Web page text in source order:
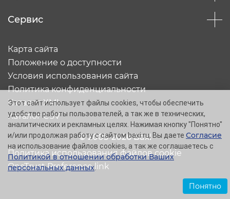
Сервис
© 2005-2026 Baxi
Карта сайта
Положение о доступности
Условия использования сайта
Политика конфиденциальности
Каталог XML
Каталог CSV
Политика использования файлов cookie
OneTrust Preference link
Этот сайт использует файлы cookies, чтобы обеспечить
удобство работы пользователей, а так же в технических,
аналитических и рекламных целях. Нажимая кнопку "Понятно"
и/или продолжая работу с сайтом baxi.ru, Вы даете Согласие
на использование файлов cookies, а так же соглашаетесь с
Политикой в отношении обработки Ваших
персональных данных.
Понятно